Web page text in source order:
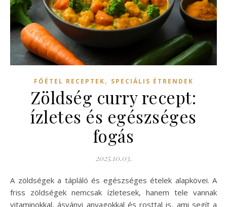
FŐÉTEL RECEPTEK, SPECIÁLIS ÉTRENDEK
Zöldség curry recept:
ízletes és egészséges
fogás
2025.10.03.
A zöldségek a tápláló és egészséges ételek alapkövei. A
friss zöldségek nemcsak ízletesek, hanem tele vannak
vitaminokkal, ásványi anyagokkal és rosttal is, ami segít a